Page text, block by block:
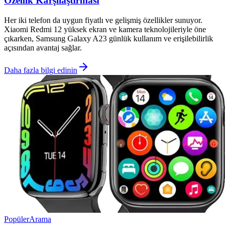
Her iki telefon da uygun fiyatlı ve gelişmiş özellikler sunuyor.
Xiaomi Redmi 12 yüksek ekran ve kamera teknolojileriyle öne
çıkarken, Samsung Galaxy A23 günlük kullanım ve erişilebilirlik
açısından avantaj sağlar.
Daha fazla bilgi edinin
PopülerArama